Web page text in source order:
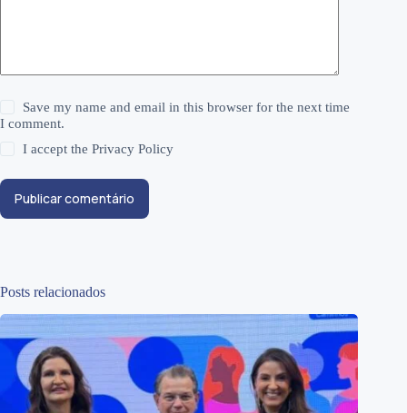
Save my name and email in this browser for the next time
I comment.
I accept thePrivacy Policy
Publicar comentário
Posts relacionados